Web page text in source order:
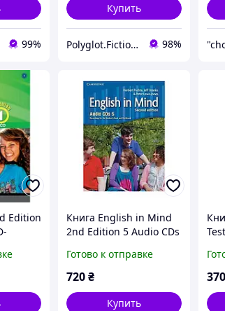
99%
Купить
Polyglot.Fiction - Художественная литература без границ! 98%
Edition
Книга English in Mind
2nd Edition 5 Audio CDs
Cambridge University
Press
Готово к отправке
720₴
Купить
370